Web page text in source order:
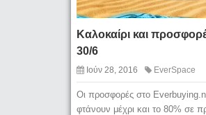
Καλοκαίρι και
30/6
Ιούν 28, 2016 EverSpace
Οι προσφορές στο
φτάνουν μέχρι και το 80% σε